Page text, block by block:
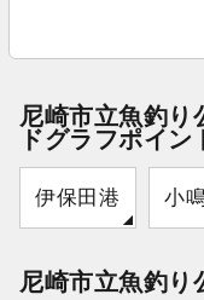
尼崎市立魚釣り
ドグラフポイン
伊保田港 小
尼崎市立魚釣り